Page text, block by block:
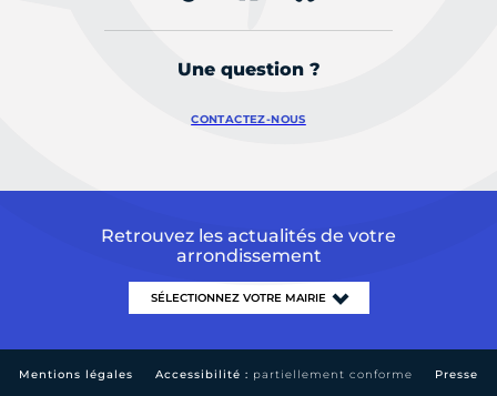
Une question ?
CONTACTEZ-NOUS
Retrouvez les actualités de votre
arrondissement
Mentions légales Accessibilité : partiellement conforme Presse